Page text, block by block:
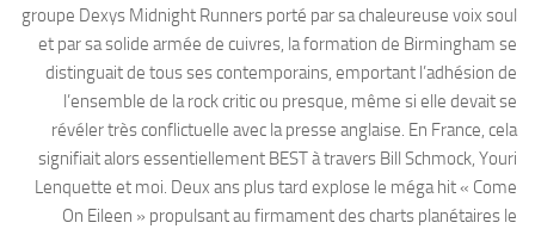
groupe Dexys Midnight Runners porté par sa chaleureuse voix soul
et par sa solide armée de cuivres, la formation de Birmingham se
distinguait de tous ses contemporains, emportant l’adhésion de
l’ensemble de la rock critic ou presque, même si elle devait se
révéler très conflictuelle avec la presse anglaise. En France, cela
signifiait alors essentiellement BEST à travers Bill Schmock, Youri
Lenquette et moi. Deux ans plus tard explose le méga hit « Come
On Eileen » propulsant au firmament des charts planétaires le